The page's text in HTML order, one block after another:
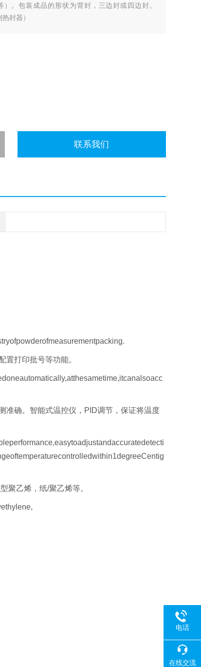
。包装成品的形状为背封，三边封或四边封。
封器）
联系我们
置打印批号等功能。
准确。智能式温控仪，PID调节，保证将温度
聚乙烯，纸/聚乙烯等。
电话
在线交流